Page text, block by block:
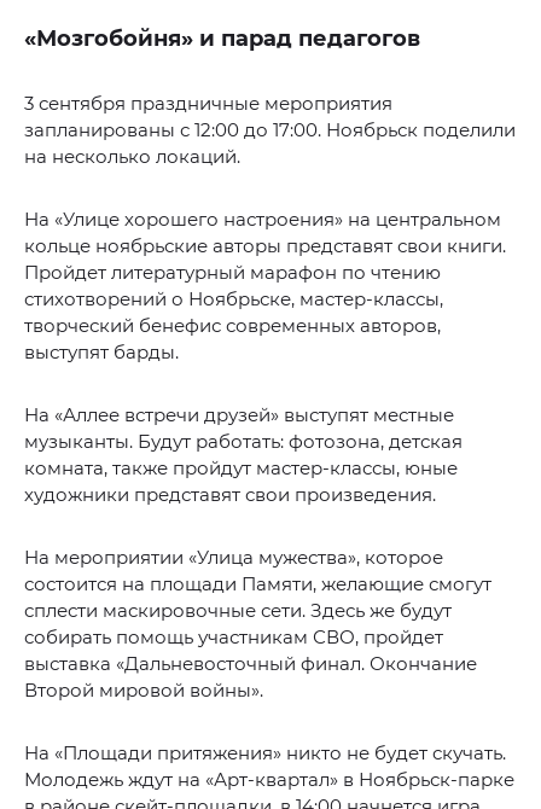
«Мозгобойня» и парад педагогов
3 сентября праздничные мероприятия
запланированы с 12:00 до 17:00. Ноябрьск поделили
на несколько локаций.
На «Улице хорошего настроения» на центральном
кольце ноябрьские авторы представят свои книги.
Пройдет литературный марафон по чтению
стихотворений о Ноябрьске, мастер-классы,
творческий бенефис современных авторов,
выступят барды.
На «Аллее встречи друзей» выступят местные
музыканты. Будут работать: фотозона, детская
комната, также пройдут мастер-классы, юные
художники представят свои произведения.
На мероприятии «Улица мужества», которое
состоится на площади Памяти, желающие смогут
сплести маскировочные сети. Здесь же будут
собирать помощь участникам СВО, пройдет
выставка «Дальневосточный финал. Окончание
Второй мировой войны».
На «Площади притяжения» никто не будет скучать.
Молодежь ждут на «Арт-квартал» в Ноябрьск-парке